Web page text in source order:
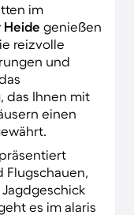
im
Heide genießen
reizvolle
und
das Ihnen mit
einen
Flugschauen,
es im alaris